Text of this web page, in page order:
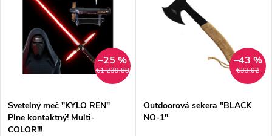
€1 239,88
–25 %
Svetelný meč "KYLO REN"
Plne kontaktný! Multi-
COLOR!!!
€33,02
–43 %
Outdoorová sekera "BLACK
NO-1"